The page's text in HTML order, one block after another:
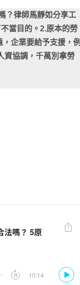
？律師馬靜如分享工
當目的。2.原本的勞
企業要給予支援，例
資協調，千萬別拿勞